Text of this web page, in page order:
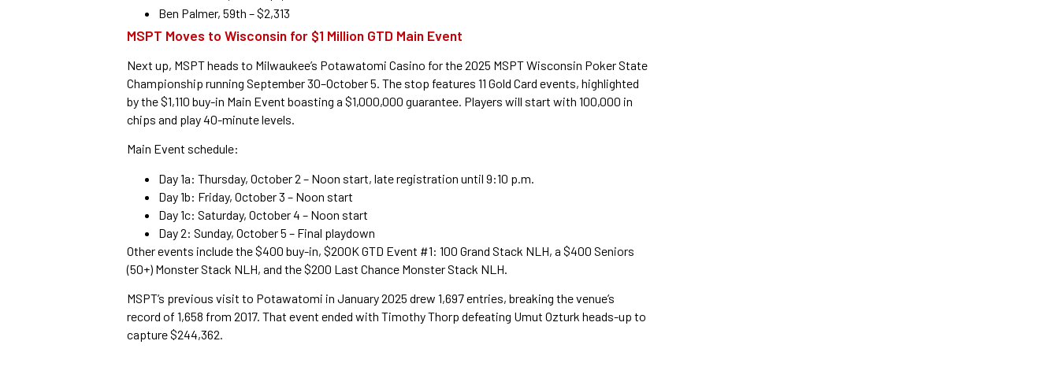
Ben Palmer, 59th – $2,313
MSPT Moves to Wisconsin for $1 Million GTD Main Event
Next up, MSPT heads to Milwaukee’s Potawatomi Casino for the 2025 MSPT Wisconsin Poker State
Championship running September 30–October 5. The stop features 11 Gold Card events, highlighted
by the $1,110 buy-in Main Event boasting a $1,000,000 guarantee. Players will start with 100,000 in
chips and play 40-minute levels.
Main Event schedule:
Day 1a: Thursday, October 2 – Noon start, late registration until 9:10 p.m.
Day 1b: Friday, October 3 – Noon start
Day 1c: Saturday, October 4 – Noon start
Day 2: Sunday, October 5 – Final playdown
Other events include the $400 buy-in, $200K GTD Event #1: 100 Grand Stack NLH, a $400 Seniors
(50+) Monster Stack NLH, and the $200 Last Chance Monster Stack NLH.
MSPT’s previous visit to Potawatomi in January 2025 drew 1,697 entries, breaking the venue’s
record of 1,658 from 2017. That event ended with Timothy Thorp defeating Umut Ozturk heads-up to
capture $244,362.